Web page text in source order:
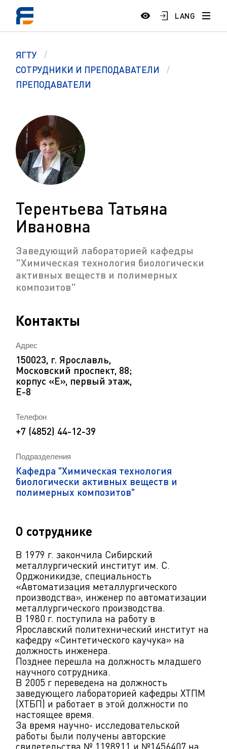
LANG
ЯГТУ
СОТРУДНИКИ И ПРЕПОДАВАТЕЛИ
ПРЕПОДАВАТЕЛИ
Терентьева Татьяна
Ивановна
Заведующий лабораторией кафедры
"Химическая технология биологически
активных веществ и полимерных
композитов"
Подразделения
Кафедра "Химическая технология
биологически активных веществ и
полимерных композитов"
О сотруднике
В 1979 г. закончила Сибирский
металлургический институт им. С.
Орджоникидзе, специальность
«Автоматизация металлургического
производства», инженер по автоматизации
металлургического производства.
В 1980 г. поступила на работу в
Ярославский политехнический институт на
кафедру «Синтетического каучука» на
должность инженера.
Позднее перешла на должность младшего
научного сотрудника.
В 2005 г переведена на должность
заведующего лабораторией кафедры ХТПМ
(ХТБП) и работает в этой должности по
настоящее время.
За время научно- исследовательской
работы были получены авторские
свидетельства № 1198911 и №1456407 на
Контакты
Адрес
150023, г. Ярославль,
Московский проспект, 88;
корпус «Е», первый этаж,
Е-8
Телефон
+7 (4852) 44-12-39